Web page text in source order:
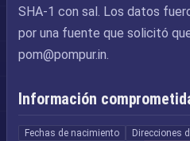
SHA-1 con sal. Los datos
por una fuente que solicitó
pom@pompur.in.
Información
Fechas de nacimiento
Direcciones